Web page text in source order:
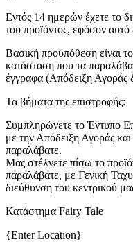
Εντός 14 ημερών έχετε το
του προϊόντος, εφόσον αυτό
Βασική προϋπόθεση είναι
κατάσταση που τα
έγγραφα (Απόδειξη Αγοράς
Τα βήματα της επιστροφής:
Συμπληρώνετε το Έντυπο
με την Απόδειξη Αγοράς
παραλάβατε.
Μας στέλνετε πίσω το
παραλάβατε, με Γενική
διεύθυνση του κεντρικού
Κατάστημα Fairy Tale
{Enter Location}